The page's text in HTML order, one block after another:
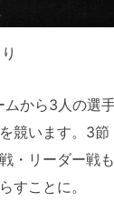
から3人の選
競います。3
・リーダー戦
すことに。